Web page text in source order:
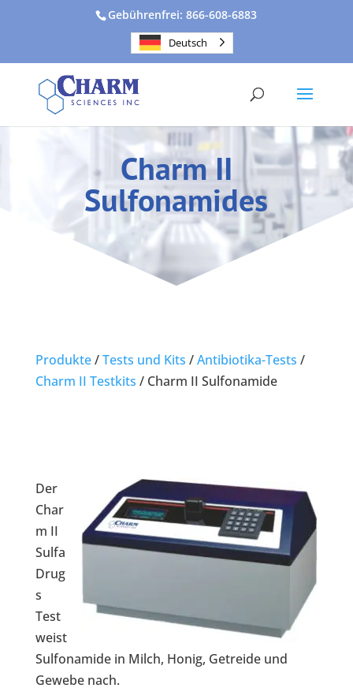
Gebührenfrei: 866-608-6883
Deutsch
Charm II
Sulfonamides
Produkte/Tests und Kits /Antibiotika-Tests /
Charm II Testkits / Charm II Sulfonamide
Der
Char
m II
Sulfa
Drug
s
Test
weist
Sulfonamide in Milch, Honig, Getreide und
Gewebe nach.